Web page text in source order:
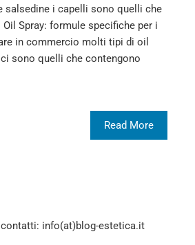
salsedine i capelli sono quelli che
Spray: formule specifiche per i
in commercio molti tipi di oil
sono quelli che contengono
Read More
info(at)blog-estetica.it